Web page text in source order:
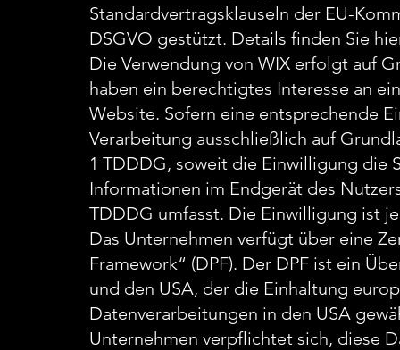
Standardvertragsklauseln der EU-
DSGVO gestützt. Details finden Sie
Die Verwendung von WIX erfolgt auf
haben ein berechtigtes Interesse an
Website. Sofern eine entsprechende
Verarbeitung ausschließlich auf
1 TDDDG, soweit die Einwilligung die
Informationen im Endgerät des
TDDDG umfasst. Die Einwilligung ist
Das Unternehmen verfügt über eine
Framework“ (DPF). Der DPF ist ein
und den USA, der die Einhaltung
Datenverarbeitungen in den USA
Unternehmen verpflichtet sich, diese